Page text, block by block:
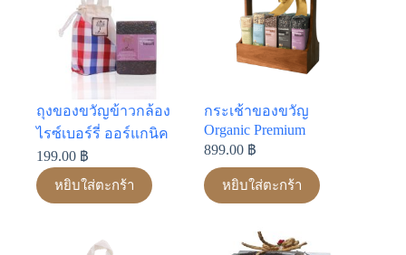
ถุงของขวัญข้าวกล้อง
ไรซ์เบอร์รี่ ออร์แกนิค
199.00 ฿
หยิบใส่ตะกร้า
กระเช้าของขวัญ
Organic Premium
899.00 ฿
หยิบใส่ตะกร้า